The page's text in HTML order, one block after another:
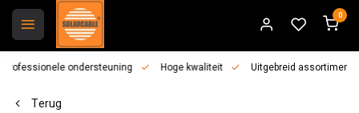
0
ondersteuning Hoge kwaliteit Uitgebreid assortiment
Terug